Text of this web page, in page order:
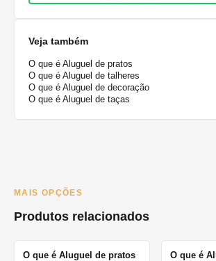
Veja também
O que é Aluguel de pratos
O que é Aluguel de talheres
O que é Aluguel de decoração
O que é Aluguel de taças
MAIS OPÇÕES
Produtos relacionados
O que é Aluguel de pratos
O que é